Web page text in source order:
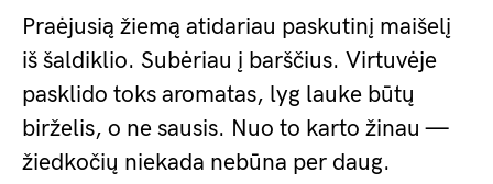
Praėjusią žiemą atidariau paskutinį maišelį
iš šaldiklio. Subėriau į barščius. Virtuvėje
pasklido toks aromatas, lyg lauke būtų
birželis, o ne sausis. Nuo to karto žinau —
žiedkočių niekada nebūna per daug.